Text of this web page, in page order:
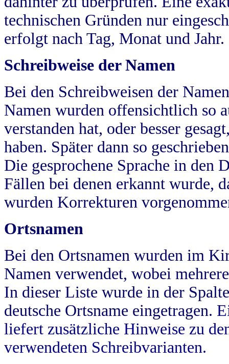
technischen Gründen nur
erfolgt nach Tag, Monat und Jahr.
Schreibweise der Namen
Bei den Schreibweisen der
Namen wurden offensichtlich so
verstanden hat, oder besser
haben. Später dann so
Die gesprochene Sprache in
Fällen bei denen erkannt wurde,
wurden Korrekturen
Ortsnamen
Bei den Ortsnamen wurden im
Namen verwendet, wobei
In dieser Liste wurde in der
deutsche Ortsname eingetragen.
liefert zusätzliche Hinweise zu
verwendeten Schreibvarianten.